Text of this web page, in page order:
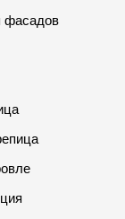
фасадов